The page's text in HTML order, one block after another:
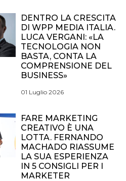
DENTRO LA CRESCITA
DI WPP MEDIA ITALIA.
LUCA VERGANI: «LA
TECNOLOGIA NON
BASTA, CONTA LA
COMPRENSIONE DEL
BUSINESS»
01 Luglio 2026
FARE MARKETING
CREATIVO È UNA
LOTTA. FERNANDO
MACHADO RIASSUME
LA SUA ESPERIENZA
IN 5 CONSIGLI PER I
MARKETER